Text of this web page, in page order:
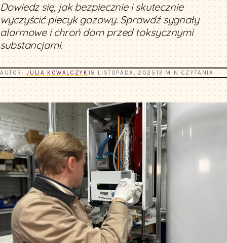
Dowiedz się, jak bezpiecznie i skutecznie
wyczyścić piecyk gazowy. Sprawdź sygnały
alarmowe i chroń dom przed toksycznymi
substancjami.
AUTOR:JULIA KOWALCZYK 18 LISTOPADA, 2025 13 MIN CZYTANIA